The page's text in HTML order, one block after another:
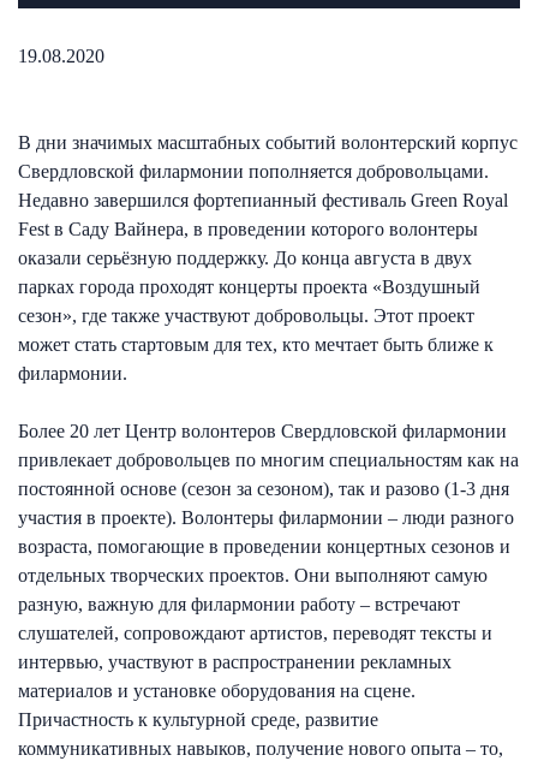
19.08.2020
В дни значимых масштабных событий волонтерский корпус
Свердловской филармонии пополняется добровольцами.
Недавно завершился фортепианный фестиваль Green Royal
Fest в Саду Вайнера, в проведении которого волонтеры
оказали серьёзную поддержку. До конца августа в двух
парках города проходят концерты проекта «Воздушный
сезон», где также участвуют добровольцы. Этот проект
может стать стартовым для тех, кто мечтает быть ближе к
филармонии.
Более 20 лет Центр волонтеров Свердловской филармонии
привлекает добровольцев по многим специальностям как на
постоянной основе (сезон за сезоном), так и разово (1-3 дня
участия в проекте). Волонтеры филармонии – люди разного
возраста, помогающие в проведении концертных сезонов и
отдельных творческих проектов. Они выполняют самую
разную, важную для филармонии работу – встречают
слушателей, сопровождают артистов, переводят тексты и
интервью, участвуют в распространении рекламных
материалов и установке оборудования на сцене.
Причастность к культурной среде, развитие
коммуникативных навыков, получение нового опыта – то,